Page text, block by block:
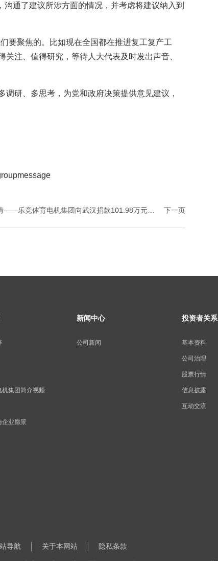
通了建议所涉方面的情况，并考虑将建议纳入到
聚焦的。比如现在全国都在推进复工复产工
注、值得研究，等待人大代表及时发出声音、
研、多思考，为党和政府决策提供意见建议，
——乐竞体育电机集团向武汉捐款101.98万元抗
下一页
机集团简介视频
企业愿景
新闻中心
公司新闻
投资者关系
基本资料
公司治理
股票行情
信息披露
互动交流
导航 关于本网站 隐私条款